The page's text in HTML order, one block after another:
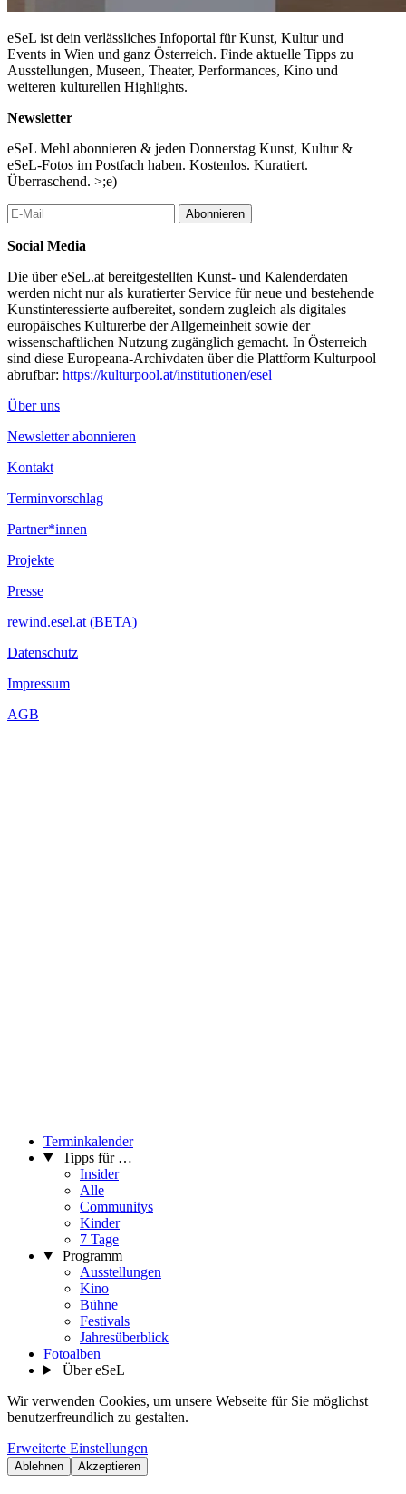
eSeL ist dein verlässliches Infoportal für Kunst, Kultur und
Events in Wien und ganz Österreich. Finde aktuelle Tipps zu
Ausstellungen, Museen, Theater, Performances, Kino und
weiteren kulturellen Highlights.
Newsletter
eSeL Mehl abonnieren & jeden Donnerstag Kunst, Kultur &
eSeL-Fotos im Postfach haben. Kostenlos. Kuratiert.
Überraschend. >;e)
Abonnieren
Social Media
Die über eSeL.at bereitgestellten Kunst- und Kalenderdaten
werden nicht nur als kuratierter Service für neue und bestehende
Kunstinteressierte aufbereitet, sondern zugleich als digitales
europäisches Kulturerbe der Allgemeinheit sowie der
wissenschaftlichen Nutzung zugänglich gemacht. In Österreich
sind diese Europeana-Archivdaten über die Plattform Kulturpool
abrufbar: https://kulturpool.at/institutionen/esel
Über uns
Newsletter abonnieren
Kontakt
Terminvorschlag
Partner*innen
Projekte
Presse
rewind.esel.at (BETA)
Datenschutz
Impressum
AGB
Terminkalender
Tipps für …
Insider
Alle
Communitys
Kinder
7 Tage
Programm
Ausstellungen
Kino
Bühne
Festivals
Jahresüberblick
Fotoalben
Über eSeL
Wir verwenden Cookies, um unsere Webseite für Sie möglichst
benutzerfreundlich zu gestalten.
Erweiterte Einstellungen
Ablehnen Akzeptieren